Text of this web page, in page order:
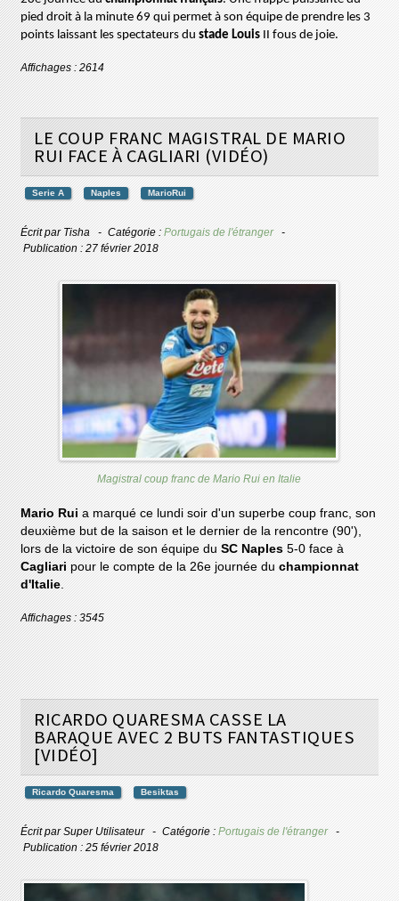
pied droit à la minute 69 qui permetà son équipe de prendre les 3
points laissant les spectateurs du stade Louis II fous de joie.
Affichages : 2614
LE COUP FRANC MAGISTRAL DE MARIO
RUI FACE À CAGLIARI (VIDÉO)
Serie A Naples MarioRui
Écrit parTisha Catégorie :Portugais de l'étranger
Publication : 27 février 2018
Magistral coup franc de Mario Rui en Italie
Mario Rui a marqué ce lundi soir d'un superbe coup franc, son
deuxième but de la saison et le dernier de la rencontre (90'),
lors de la victoire de son équipe duSC Naples 5-0 face à
Cagliaripour le compte de la 26e journée duchampionnat
d'Italie.
Affichages : 3545
RICARDO QUARESMA CASSE LA
BARAQUE AVEC 2 BUTS FANTASTIQUES
[VIDÉO]
Ricardo Quaresma Besiktas
Écrit parSuper Utilisateur Catégorie :Portugais de l'étranger
Publication : 25 février 2018